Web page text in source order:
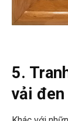
5.
vải đen